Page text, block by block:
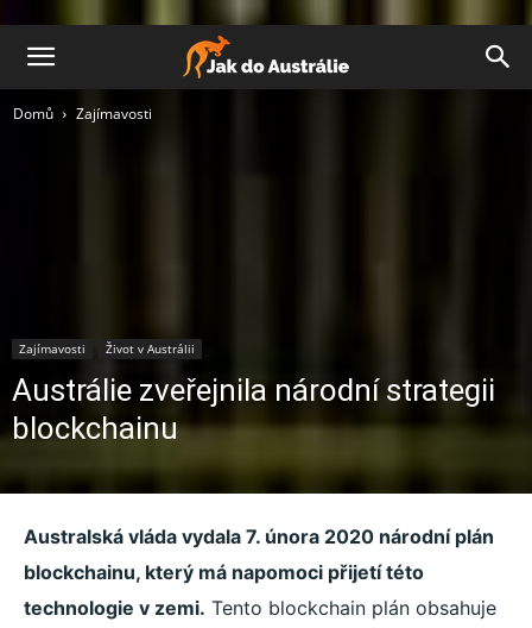
Domů Zajímavosti
Zajímavosti Život v Austrálii
Austrálie zveřejnila národní strategii
blockchainu
Australská vláda vydala 7. února 2020 národní plán
blockchainu, který má napomoci přijetí této
technologie v zemi. Tento blockchain plán obsahuje